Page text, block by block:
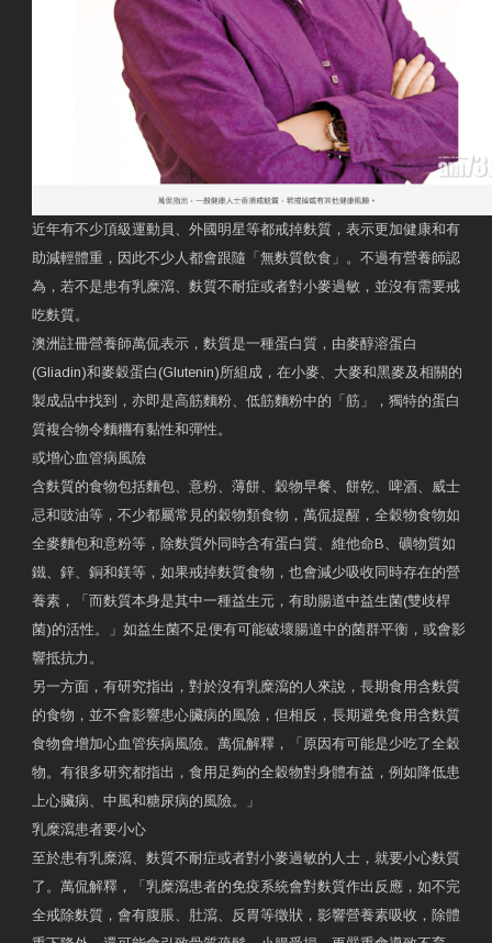
近年有不少頂級運動員、外國明星等都戒掉麩質，表示更加健康和有
助減輕體重，因此不少人都會跟隨「無麩質飲食」。不過有營養師認
為，若不是患有乳糜瀉、麩質不耐症或者對小麥過敏，並沒有需要戒
吃麩質。
澳洲註冊營養師萬侃表示，麩質是一種蛋白質，由麥醇溶蛋白
(Gliadin)和麥穀蛋白(Glutenin)所組成，在小麥、大麥和黑麥及相關的
製成品中找到，亦即是高筋麵粉、低筋麵粉中的「筋」，獨特的蛋白
質複合物令麵糰有黏性和彈性。
或增心血管病風險
含麩質的食物包括麵包、意粉、薄餅、穀物早餐、餅乾、啤酒、威士
忌和豉油等，不少都屬常見的穀物類食物，萬侃提醒，全穀物食物如
全麥麵包和意粉等，除麩質外同時含有蛋白質、維他命B、礦物質如
鐵、鋅、銅和鎂等，如果戒掉麩質食物，也會減少吸收同時存在的營
養素，「而麩質本身是其中一種益生元，有助腸道中益生菌(雙歧桿
菌)的活性。」如益生菌不足便有可能破壞腸道中的菌群平衡，或會影
響抵抗力。
另一方面，有研究指出，對於沒有乳糜瀉的人來說，長期食用含麩質
的食物，並不會影響患心臟病的風險，但相反，長期避免食用含麩質
食物會增加心血管疾病風險。萬侃解釋，「原因有可能是少吃了全穀
物。有很多研究都指出，食用足夠的全穀物對身體有益，例如降低患
上心臟病、中風和糖尿病的風險。」
乳糜瀉患者要小心
至於患有乳糜瀉、麩質不耐症或者對小麥過敏的人士，就要小心麩質
了。萬侃解釋，「乳糜瀉患者的免疫系統會對麩質作出反應，如不完
全戒除麩質，會有腹脹、肚瀉、反胃等徵狀，影響營養素吸收，除體